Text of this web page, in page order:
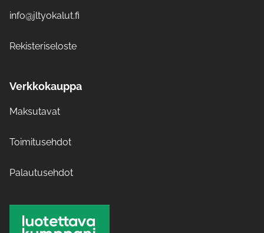
info@jltyokalut.fi
Rekisteriseloste
Verkkokauppa
Maksutavat
Toimitusehdot
Palautusehdot